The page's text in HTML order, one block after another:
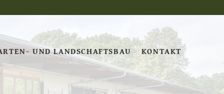
UND LANDSCHAFTSBAU KONTAKT